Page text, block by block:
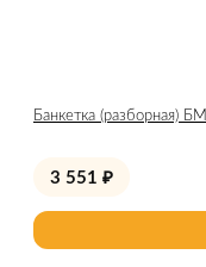
Банкетка (разборная)
3 551 ₽